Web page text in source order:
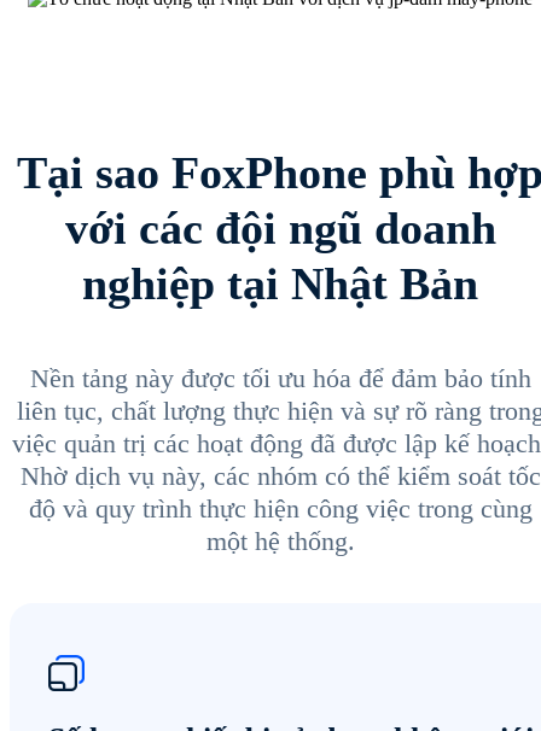
Tại sao FoxPhone phù
với các đội ngũ doanh
nghiệp tại Nhật Bản
Nền tảng này được tối ưu hóa để đảm bảo tính
liên tục, chất lượng thực hiện và sự rõ ràng
việc quản trị các hoạt động đã được lập kế
Nhờ dịch vụ này, các nhóm có thể kiểm soát tốc
độ và quy trình thực hiện công việc trong cùng
một hệ thống.